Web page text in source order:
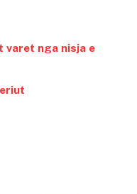
varet nga nisja e